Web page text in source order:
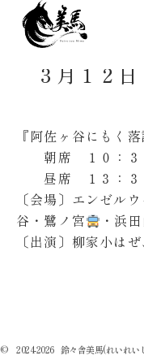
３月１２日
『阿佐ヶ谷にもく落
朝席 １０：３
昼席 １３：３
〔会場〕エンゼル
谷・鷺ノ宮
・浜
〔出演〕柳家小は
© 2024-2026 鈴々舎美馬(れいれい